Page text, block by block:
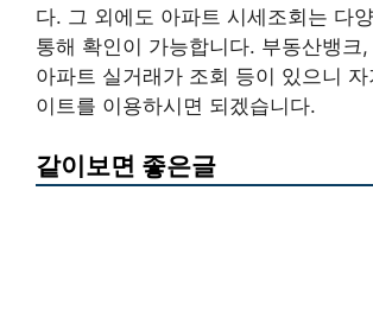
다. 그 외에도 아파트 시세조회는 다
통해 확인이 가능합니다. 부동산뱅크,
아파트 실거래가 조회 등이 있으니
이트를 이용하시면 되겠습니다.
같이보면 좋은글